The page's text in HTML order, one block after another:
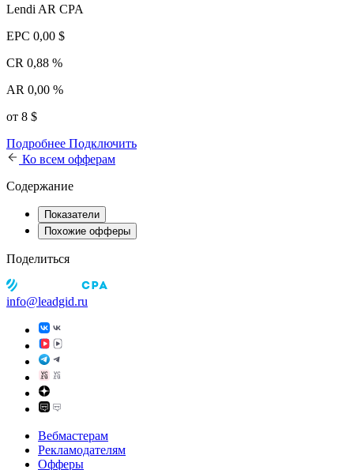
Lendi AR CPA
EPC 0,00 $
CR 0,88 %
AR 0,00 %
от 8 $
Подробнее Подключить
Ко всем офферам
Содержание
Показатели
Похожие офферы
Поделиться
info@leadgid.ru
Вебмастерам
Рекламодателям
Офферы